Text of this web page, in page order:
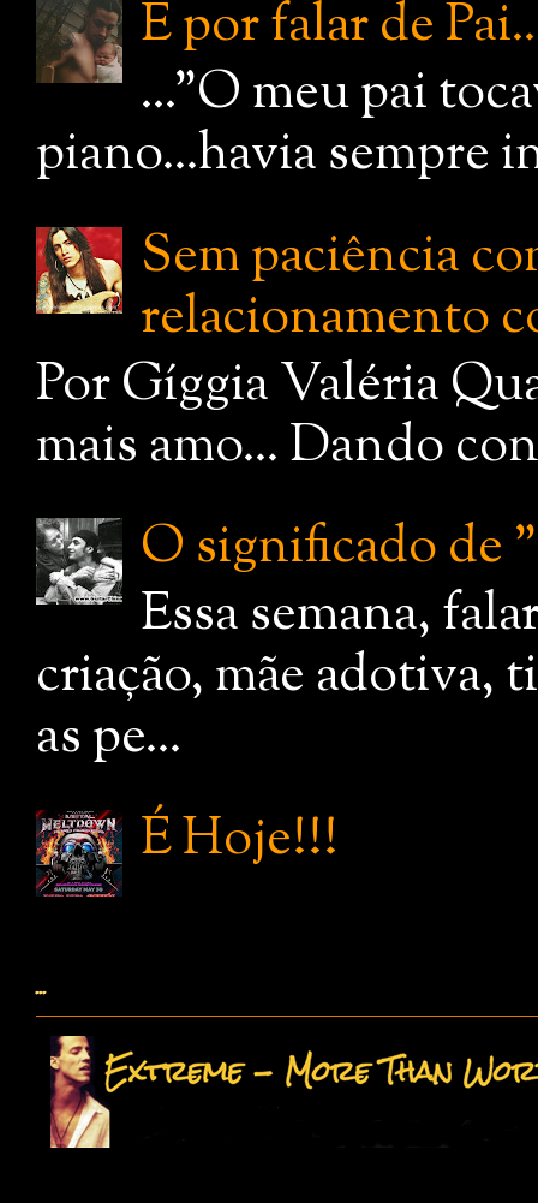
E por falar de
..."O meu pai
piano...havia sempre
Sem paciência
relacionamento
Por Gíggia Valéria
mais amo... Dando
O significado de
Essa semana,
criação, mãe adotiva,
as pe...
É Hoje!!!
...